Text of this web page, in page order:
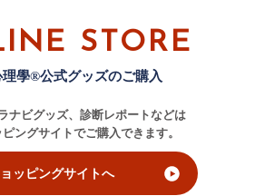
STORE
理學®公式グッズのご購入
ナビグッズ、診断レポートなどは
ングサイトでご購入できます。
ッピングサイトへ